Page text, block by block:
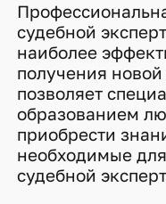
судебной
наиболее
получения
позволяет
образованием
приобрести
необходимые
судебной